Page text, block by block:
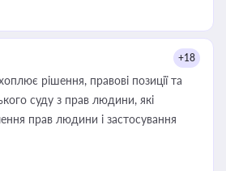
+18
рішення, правові позиції та
суду з прав людини, які
прав людини і застосування